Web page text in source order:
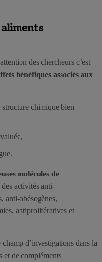
aliments
des chercheurs c’est
bénéfiques associés aux
structure chimique bien
molécules de
des activités anti-
anti-obésogènes,
antiprolifératives et
d’investigations dans la
et de compléments